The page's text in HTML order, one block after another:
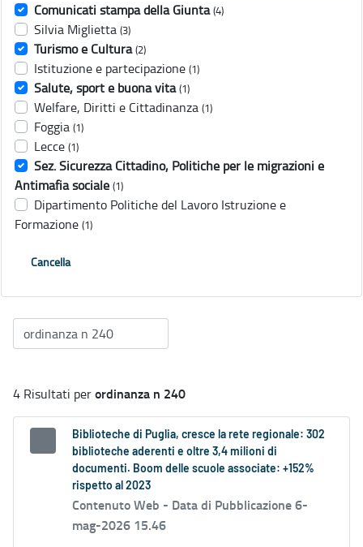
Comunicati stampa della Giunta (4)
Silvia Miglietta (3)
Turismo e Cultura (2)
Istituzione e partecipazione (1)
Salute, sport e buona vita (1)
Welfare, Diritti e Cittadinanza (1)
Foggia (1)
Lecce (1)
Sez. Sicurezza Cittadino, Politiche per le migrazioni e
Antimafia sociale (1)
Dipartimento Politiche del Lavoro Istruzione e
Formazione (1)
Cancella
4 Risultati perordinanza n 240
Biblioteche di Puglia, cresce la rete regionale: 302
biblioteche aderenti e oltre 3,4 milioni di
documenti. Boom delle scuole associate: +152%
rispetto al 2023
Contenuto Web - Data di Pubblicazione 6-
mag-2026 15.46